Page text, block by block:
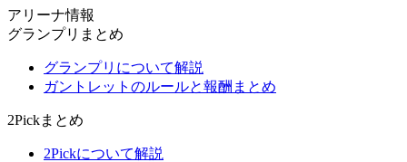
アリーナ情報
グランプリまとめ
グランプリについて解説
ガントレットのルールと報酬まとめ
2Pickまとめ
2Pickについて解説